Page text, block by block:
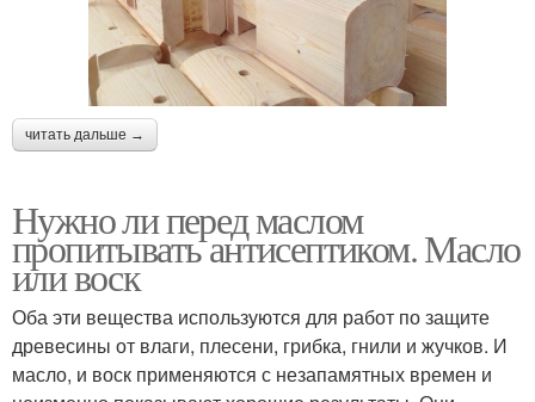
Защитные средства
Декоративно-защитные
пропитки
Пропитки для
Защитные растворы-
читать дальше →
Нужно ли перед маслом
пропитывать антисептиком. Масло
или воск
Оба эти вещества используются для работ по защите
древесины от влаги, плесени, грибка, гнили и жучков. И
масло, и воск применяются с незапамятных времен и